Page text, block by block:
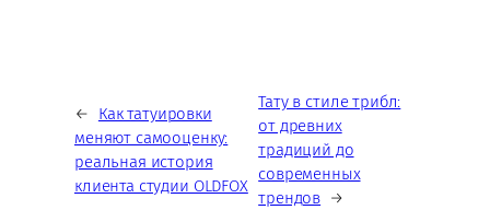
←
Как татуировки
меняют самооценку:
реальная история
клиента студии OLDFOX
Тату в стиле трибл:
от древних
традиций до
современных
трендов →